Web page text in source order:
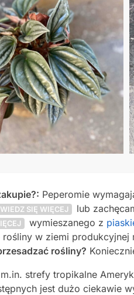
Peperomie
SIĘ WIĘCEJ lub
wymieszanego z
rośliny w ziemi
rośliny?
m.in. strefy tropikalne
jest dużo ciekawie